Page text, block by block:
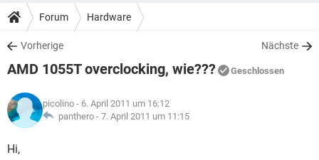
ANDROID
WINDOWS 10
WHATSAPP TIKTOK
FACEBOOK
TIPPS & TRICKS
SPIELE
WHATSAPP
FACEBOOK
DOWNLOADS
SPIELE STREAMING
ANDROID
WINDOWS 10 INSTAGRAM
WHATSAPP
SPIELE
ANDROID
WINDOWS 10
LEXIKON
SPIELE
Forum Hardware
Vorherige Nächste
AMD 1055T overclocking, wie??? Geschlossen
picolino - 6. April 2011 um 16:12
panthero - 7. April 2011 um 11:15
Hi,